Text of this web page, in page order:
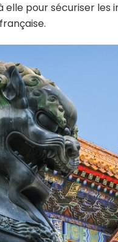
pour sécuriser les